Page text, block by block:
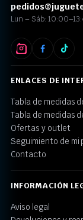
Lun – Sáb:
ENLACES DE
Tabla de medidas
Tabla de medidas
Ofertas y outlet
Seguimiento de mi
Contacto
INFORMACIÓN
Aviso legal